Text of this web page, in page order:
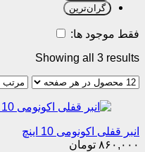
گران‌ترین
فقط موجود ها:
Showing all 3 results
انبر قفلی اکونومی 10 اینچ
۸۶۰,۰۰۰ تومان